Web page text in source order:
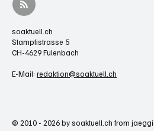
soaktuell.ch
Stampfistrasse 5
CH-4629 Fulenbach
E-Mail: redaktion@soaktuell.ch
© 2010 - 2026 by soaktuell.ch from